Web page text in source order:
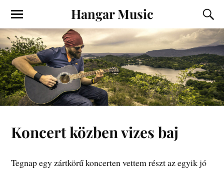
Hangar Music
Koncert közben vizes baj
Tegnap egy zártkörű koncerten vettem részt az egyik jó